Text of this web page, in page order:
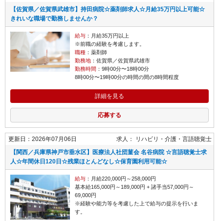
【佐賀県／佐賀県武雄市】持田病院☆薬剤師求人☆月給35万円以上可能☆
きれいな職場で勤務しませんか？
給与：月給35万円以上
※前職の経験を考慮します。
職種：薬剤師
勤務地：佐賀県／佐賀県武雄市
勤務時間 ：9時00分〜18時00分
8時00分〜19時00分の時間の間の8時間程度
詳細を見る
応募する
更新日：2026年07月06日 求人： リハビリ・介護
言語聴覚士
【関西／兵庫県神戸市垂水区】医療法人社団菫会 名谷病院 ☆言語聴覚士求
人☆年間休日120日☆残業ほとんどなし☆保育園利用可能☆
給与：月給220,000円～258,000円
基本給165,000円～189,000円 + 諸手当57,000円～
69,000円
※経験や能力等を考慮した上で給与の提示を行いま
す。